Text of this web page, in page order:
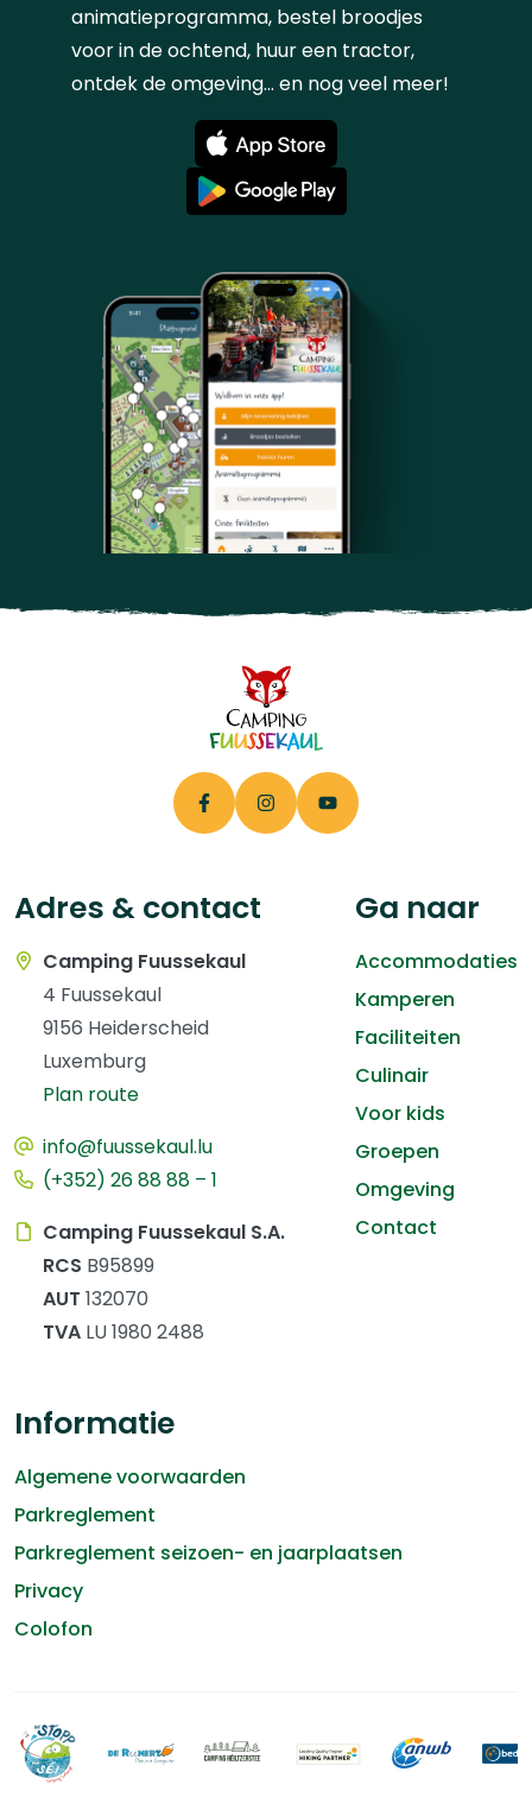
animatieprogramma, bestel broodjes
voor in de ochtend, huur een tractor,
ontdek de omgeving... en nog veel meer!
Adres & contact
Camping Fuussekaul
4 Fuussekaul
9156 Heiderscheid
Luxemburg
Plan route
info@fuussekaul.lu
(+352) 26 88 88 – 1
Camping Fuussekaul S.A.
RCS B95899
AUT 132070
TVA LU 1980 2488
Ga naar
Accommodaties
Kamperen
Faciliteiten
Culinair
Voor kids
Groepen
Omgeving
Contact
Informatie
Algemene voorwaarden
Parkreglement
Parkreglement seizoen- en jaarplaatsen
Privacy
Colofon